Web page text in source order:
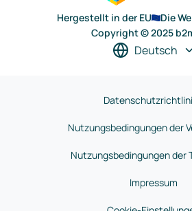
Hergestellt in der EU
Die
Copyright © 2025
Deutsch
Nutzungsbedingungen der
Nutzungsbedingungen der
Impressum